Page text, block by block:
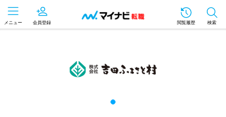
メニュー 会員登録 閲覧履歴 検索